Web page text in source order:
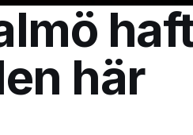
här